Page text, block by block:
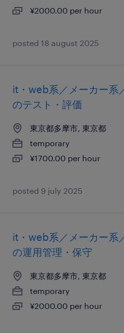
¥2000.00 per hour
posted 18 august 2025
it・web系／メーカー系
のテスト・評価
東京都多摩市, 東京都
temporary
¥1700.00 per hour
posted 9 july 2025
it・web系／メーカー系
の運用管理・保守
東京都多摩市, 東京都
temporary
¥2000.00 per hour